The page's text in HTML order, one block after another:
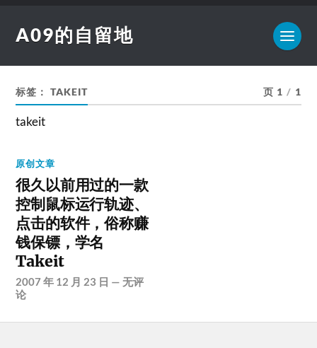
A09的自留地
标签：TAKEIT 页 1 / 1
takeit
原创文章
很久以前用过的一款
控制鼠标运行轨迹、
点击的软件，俗称赚
钱保镖，学名
Takeit
2007 年 12 月 23 日 —无评
论